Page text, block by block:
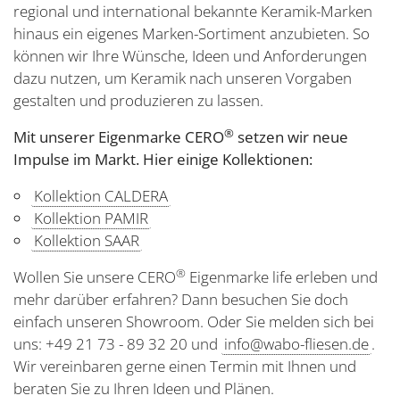
regional und international bekannte Keramik-Marken
hinaus ein eigenes Marken-Sortiment anzubieten. So
können wir Ihre Wünsche, Ideen und Anforderungen
dazu nutzen, um Keramik nach unseren Vorgaben
gestalten und produzieren zu lassen.
Mit unserer Eigenmarke CERO® setzen wir neue
Impulse im Markt. Hier einige Kollektionen:
Kollektion CALDERA
Kollektion PAMIR
Kollektion SAAR
Wollen Sie unsere CERO® Eigenmarke life erleben und
mehr darüber erfahren? Dann besuchen Sie doch
einfach unseren Showroom. Oder Sie melden sich bei
uns: +49 21 73 - 89 32 20 und info@wabo-fliesen.de.
Wir vereinbaren gerne einen Termin mit Ihnen und
beraten Sie zu Ihren Ideen und Plänen.